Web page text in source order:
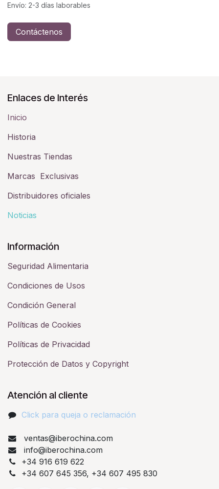
Envío: 2-3 días laborables
Contáctenos
Enlaces de Interés
Inicio
Historia​
Nuestras Tiendas
Marcas Exclusivas
Distribuidores oficiales
Noticias
Información
Seguridad Alimentaria
Condiciones de Usos
Condición General
Políticas de Cookies
Políticas de Privacidad
Protección de Datos y Copyright
Atención al cliente
Click para queja o reclamación​
ventas@iberochina.com
info@iberochina.com
+34 916 619 622
+34 607 645 356, +34 607 495 830